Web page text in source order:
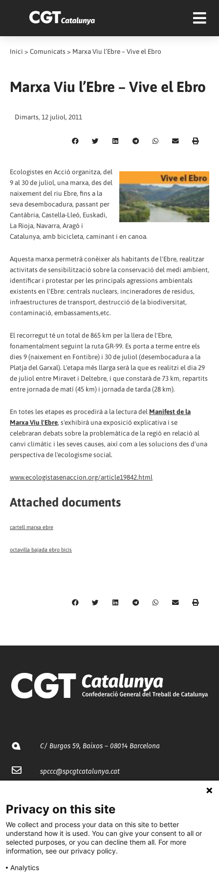
Inici > Comunicats > Marxa Viu l’Ebre – Vive el Ebro
Marxa Viu l’Ebre – Vive el Ebro
Dimarts, 12 juliol, 2011
Ecologistes en Acció organitza, del
9 al 30 de juliol, una marxa, des del
naixement del riu Ebre, fins a la
seva desembocadura, passant per
Cantàbria, Castella-Lleó, Euskadi,
La Rioja, Navarra, Aragó i
Catalunya, amb bicicleta, caminant i en canoa.
Aquesta marxa permetrà conèixer als habitants de l'Ebre, realitzar
activitats de sensibilització sobre la conservació del medi ambient,
identificar i protestar per les principals agressions ambientals
existents en l'Ebre: centrals nuclears, incineradores de residus,
infraestructures de transport, destrucció de la biodiversitat,
contaminació, embassaments,etc.
El recorregut té un total de 865 km per la llera de l'Ebre,
fonamentalment seguint la ruta GR-99. Es porta a terme entre els
dies 9 (naixement en Fontibre) i 30 de juliol (desembocadura a la
Platja del Garxal). L'etapa més llarga serà la que es realitzi el dia 29
de juliol entre Miravet i Deltebre, i que constarà de 73 km, repartits
entre jornada de matí (45 km) i jornada de tarda (28 km).
En totes les etapes es procedirà a la lectura del Manifest de la
Marxa Viu l'Ebre, s'exhibirà una exposició explicativa i se
celebraran debats sobre la problemàtica de la regió en relació al
canvi climàtic i les seves causes, així com a les solucions des d'una
perspectiva de l'ecologisme social.
www.ecologistasenaccion.org/article19842.html
Attached documents
cartell marxa ebre
octavilla bajada ebro bicis
C/ Burgos 59, Baixos – 08014 Barcelona
spccc@spcgtcatalunya.cat
@CGTCatalunya
cgtcatalunya
Privacy on this site
We collect and process your data on this site to better
understand how it is used. You can give your consent to all or
selected purposes, or you can decline them all. For more
information, see our privacy policy.
Analytics